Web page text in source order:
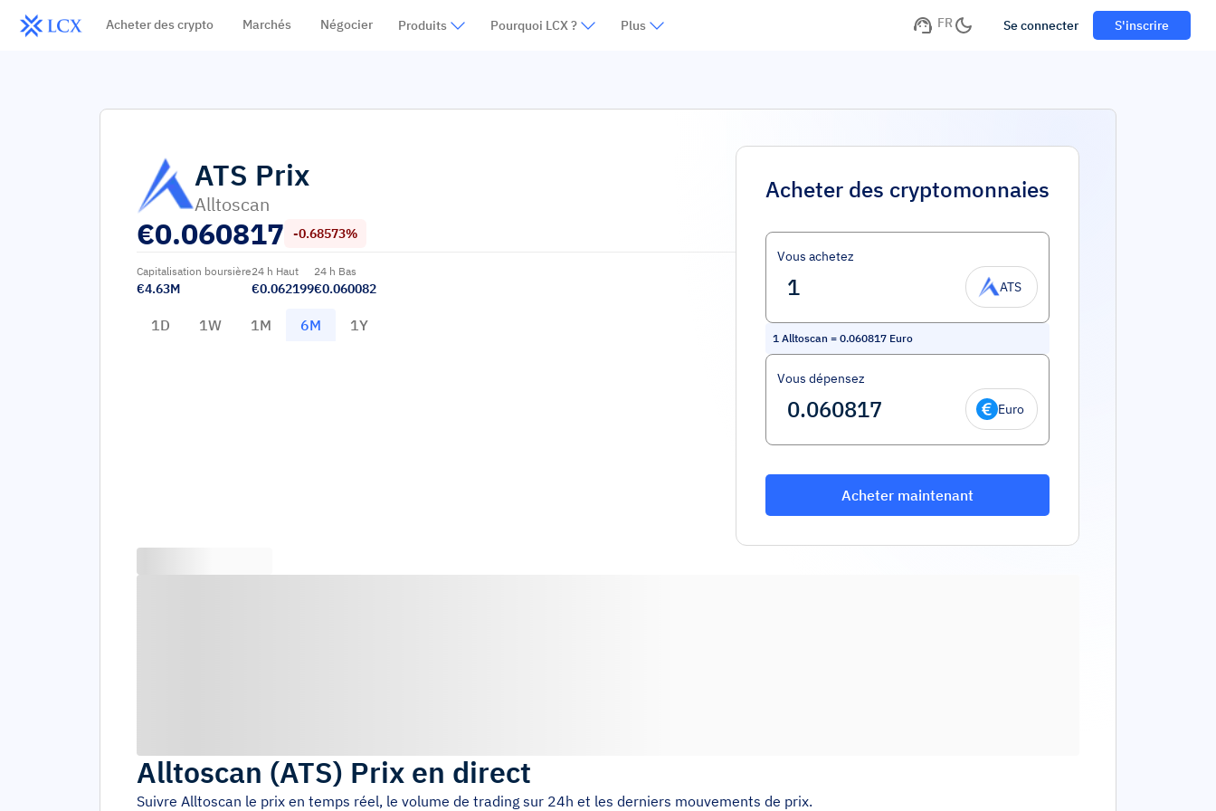
Acheter des crypto Marchés Négocier Produits Pourquoi LCX ? Plus FR Se connecter S'inscrire
ATS Prix
Alltoscan
€0.060817 -0.68573%
Capitalisation boursière
€4.63M
24 h Haut
€0.062199
24 h Bas
€0.060082
1D 1W 1M 6M 1Y
Acheter des cryptomonnaies
Vous achetez
ATS
1 Alltoscan = 0.060817 Euro
Vous dépensez
Euro
Acheter maintenant
Alltoscan (ATS) Prix en direct
Suivre Alltoscan le prix en temps réel, le volume de trading sur 24h et les derniers mouvements de prix.